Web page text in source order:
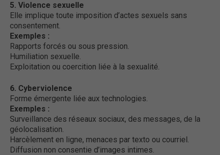
5. Violence sexuelle
Elle implique toute imposition d’actes sexuels sans
consentement.
Exemples :
Rapports forcés ou sous pression.
Humiliation sexuelle.
Exploitation ou coercition liée à la sexualité.
6. Cyberviolence
Forme émergente liée aux technologies.
Exemples :
Surveillance des réseaux sociaux, des messages, de la
géolocalisation.
Harcèlement en ligne, menaces par texto ou courriel.
Diffusion non consentie d’images intimes.